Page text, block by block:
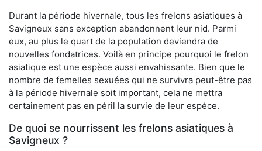
Durant la période hivernale, tous les frelons asiatiques à
Savigneux sans exception abandonnent leur nid. Parmi
eux, au plus le quart de la population deviendra de
nouvelles fondatrices. Voilà en principe pourquoi le frelon
asiatique est une espèce aussi envahissante. Bien que le
nombre de femelles sexuées qui ne survivra peut-être pas
à la période hivernale soit important, cela ne mettra
certainement pas en péril la survie de leur espèce.
De quoi se nourrissent les frelons asiatiques à
Savigneux ?